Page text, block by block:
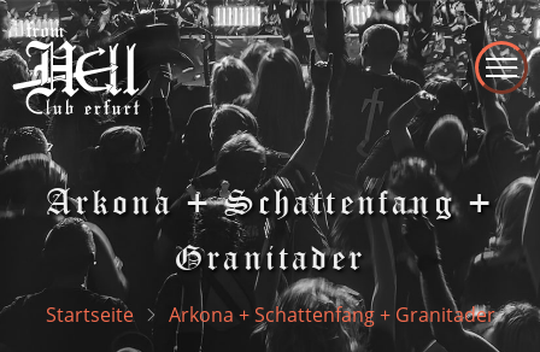
Direkt
zum
Inhalt
Arkona + Schattenfang +
Granitader
Startseite Arkona + Schattenfang + Granitader